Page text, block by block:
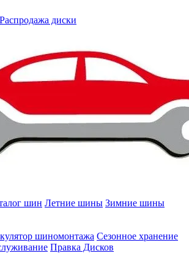
Распродажа диски
шин Летние шины Зимние шины
шиномонтажа Сезонное хранение
Правка Дисков